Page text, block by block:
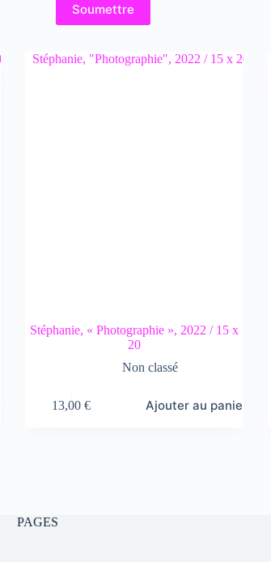
Soumettre
Stéphanie, « Photographie », 2022 / 15 x
20
Non classé
13,00€ Ajouter au panier
PAGES